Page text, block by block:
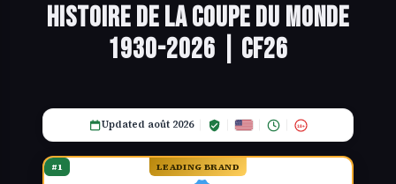
Histoire de la Coupe du Monde
1930-2026 | CF26
Updated août 2026 18+
#1 LEADING BRAND